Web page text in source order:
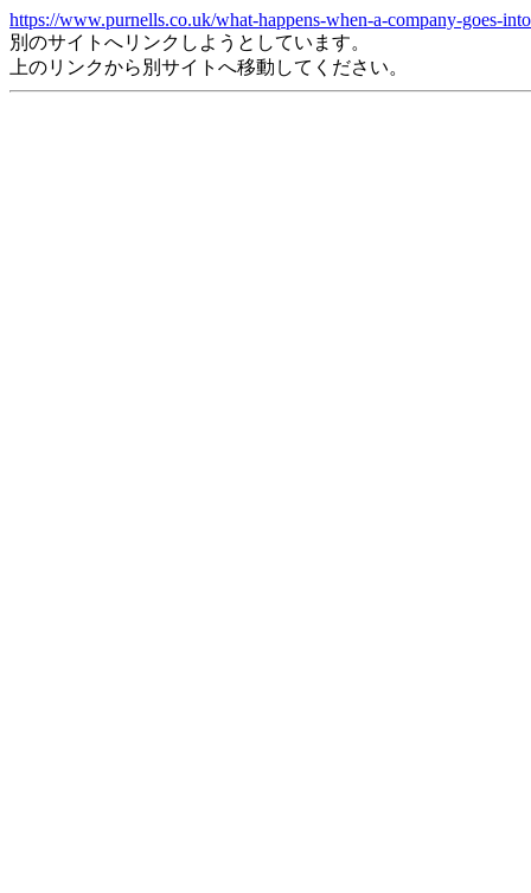
https://www.purnells.co.uk/what-happens-when-a-company-goes-
別のサイトへリンクしようとしています。
上のリンクから別サイトへ移動してください。